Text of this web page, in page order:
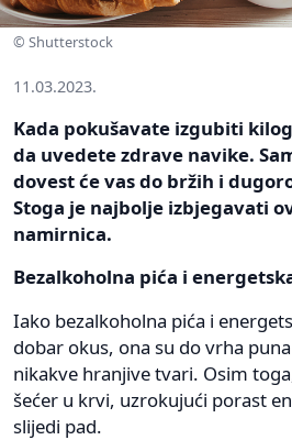
© Shutterstock
11.03.2023.
Kada pokušavate izgubiti
da uvedete zdrave navike.
dovest će vas do bržih i
Stoga je najbolje izbjegavati
namirnica.
Bezalkoholna pića i
Iako bezalkoholna pića i
dobar okus, ona su do vrha
nikakve hranjive tvari. Osim
šećer u krvi, uzrokujući porast
slijedi pad.